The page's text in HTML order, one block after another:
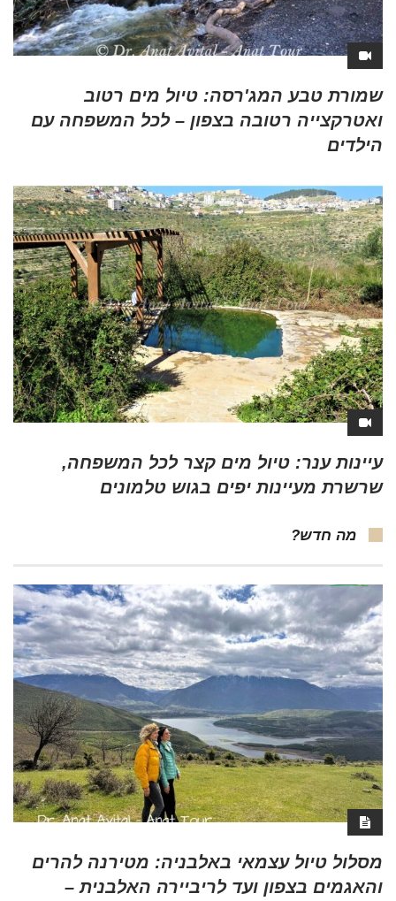
שמורת טבע המג'רסה: טיול מים רטוב
ואטרקצייה רטובה בצפון – לכל המשפחה עם
הילדים
עיינות ענר: טיול מים קצר לכל המשפחה,
שרשרת מעיינות יפים בגוש טלמונים
מה חדש?
מסלול טיול עצמאי באלבניה: מטירנה להרים
והאגמים בצפון ועד לריביירה האלבנית –